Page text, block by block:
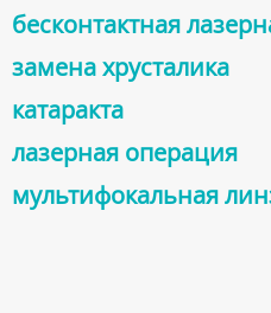
бесконтактная
заменa хрусталика
катарактa
лазерная операция
мультифокальная